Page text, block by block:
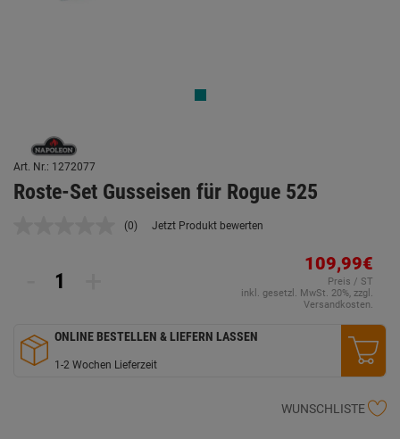
Art. Nr.: 1272077
Roste-Set Gusseisen für Rogue 525
Kein
(0) Jetzt Produkt bewerten
109,99€
Preis / ST
inkl. gesetzl. MwSt. 20%, zzgl.
Versandkosten.
ONLINE BESTELLEN & LIEFERN LASSEN
1-2 Wochen Lieferzeit
WUNSCHLISTE